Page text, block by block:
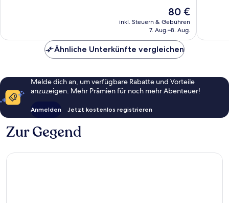
Der
Preis
beträgt
80 €
inkl. Steuern & Gebühren
7. Aug.–8. Aug.
Ähnliche Unterkünfte vergleichen
Melde dich an, um verfügbare Rabatte und Vorteile
anzuzeigen. Mehr Prämien für noch mehr Abenteuer!
Anmelden Jetzt kostenlos registrieren
Zur Gegend